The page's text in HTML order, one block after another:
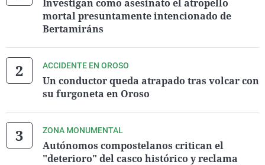
Investigan como asesinato el atropello
mortal presuntamente intencionado de
Bertamiráns
ACCIDENTE EN OROSO
Un conductor queda atrapado tras volcar con
su furgoneta en Oroso
ZONA MONUMENTAL
Autónomos compostelanos critican el
"deterioro" del casco histórico y reclama